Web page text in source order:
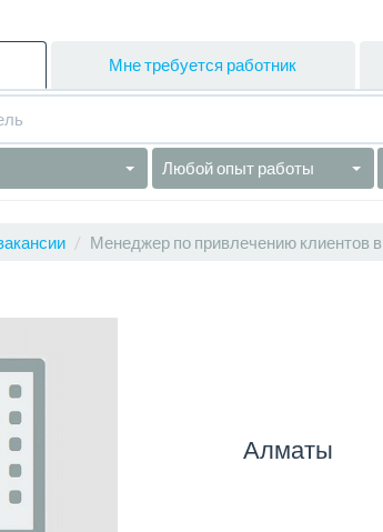
Мне требуется работник
Любой опыт работы
Менеджер по привлечению клиентов
Алматы